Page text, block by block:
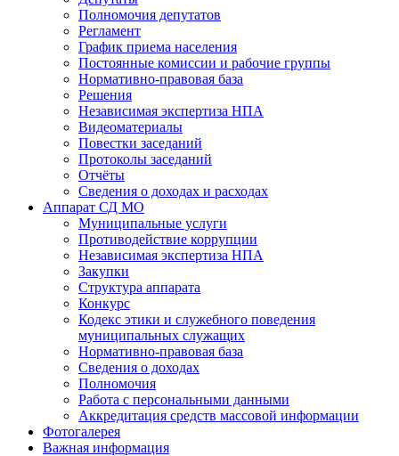
Полномочия депутатов
Регламент
График приема населения
Постоянные комиссии и рабочие группы
Нормативно-правовая база
Решения
Независимая экспертиза НПА
Видеоматериалы
Повестки заседаний
Протоколы заседаний
Отчёты
Сведения о доходах и расходах
Аппарат СД МО
Муниципальные услуги
Противодействие коррупции
Независимая экспертиза НПА
Закупки
Структура аппарата
Конкурс
Кодекс этики и служебного поведения
муниципальных служащих
Нормативно-правовая база
Сведения о доходах
Полномочия
Работа с персональными данными
Аккредитация средств массовой информации
Фотогалерея
Важная информация